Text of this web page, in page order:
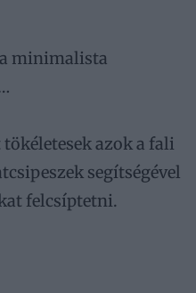
minimalista
azok a fali
segítségével
felcsíptetni.